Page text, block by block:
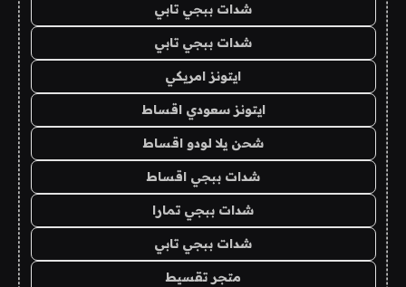
شدات ببجي تابي
شدات ببجي تابي
ايتونز امريكي
ايتونز سعودي اقساط
شحن يلا لودو اقساط
شدات ببجي اقساط
شدات ببجي تمارا
شدات ببجي تابي
متجر تقسيط